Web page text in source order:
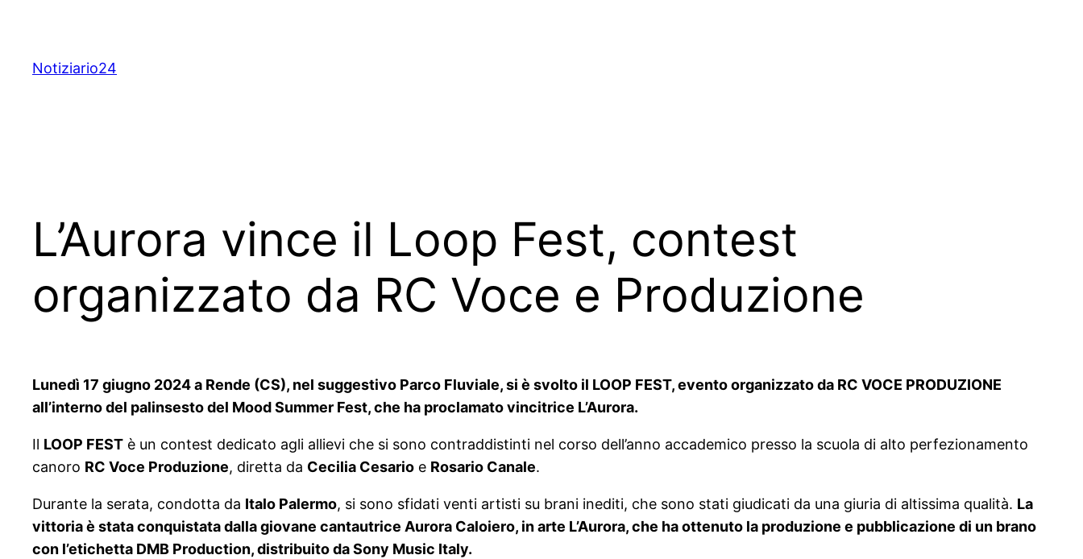
content
Notiziario24
L’Aurora vince il Loop Fest, contest
organizzato da RC Voce e Produzione
Lunedì 17 giugno 2024 a Rende (CS), nel suggestivo Parco Fluviale, si è svolto il LOOP FEST, evento organizzato da RC VOCE PRODUZIONE
all’interno del palinsesto del Mood Summer Fest, che ha proclamato vincitrice L’Aurora.
Il LOOP FEST è un contest dedicato agli allievi che si sono contraddistinti nel corso dell’anno accademico presso la scuola di alto perfezionamento
canoro RC Voce Produzione, diretta da Cecilia Cesario e Rosario Canale.
Durante la serata, condotta da Italo Palermo, si sono sfidati venti artisti su brani inediti, che sono stati giudicati da una giuria di altissima qualità. La
vittoria è stata conquistata dalla giovane cantautrice Aurora Caloiero, in arte L’Aurora, che ha ottenuto la produzione e pubblicazione di un brano
con l’etichetta DMB Production, distribuito da Sony Music Italy.